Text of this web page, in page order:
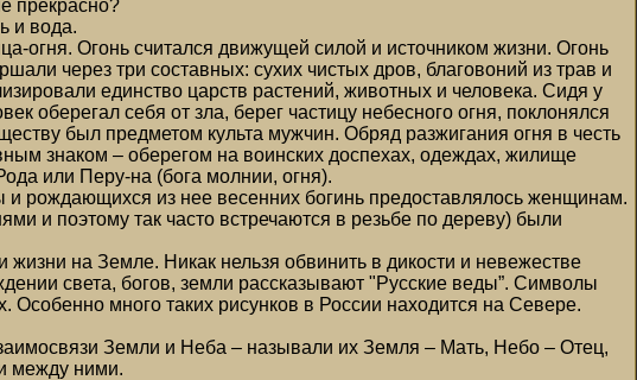
прекрасно?
и вода.
огня. Огонь считался движущей силой и источником жизни. Огонь
через три составных: сухих чистых дров, благовоний из трав и
единство царств растений, животных и человека. Сидя у
оберегал себя от зла, берег частицу небесного огня, поклонялся
был предметом культа мужчин. Обряд разжигания огня в честь
знаком – оберегом на воинских доспехах, одеждах, жилище
или Перу-на (бога молнии, огня).
рождающихся из нее весенних богинь предоставлялось женщинам.
и поэтому так часто встречаются в резьбе по дереву) были
на Земле. Никак нельзя обвинить в дикости и невежестве
света, богов, земли рассказывают "Русские веды”. Символы
много таких рисунков в России находится на Севере.
Земли и Неба – называли их Земля – Мать, Небо – Отец,
между ними.